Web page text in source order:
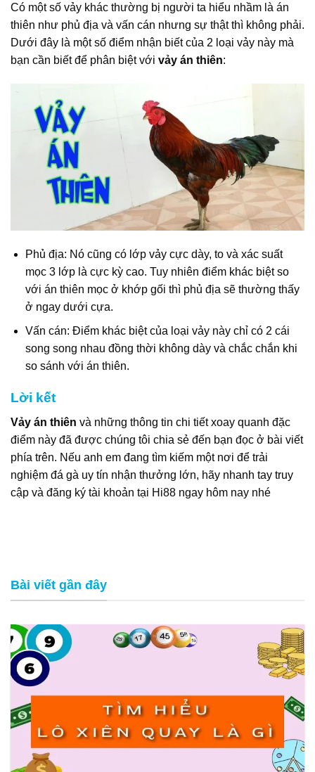
Có một số vảy khác thường bị người ta hiểu nhầm là án
thiên như phủ địa và vấn cán nhưng sự thật thì không phải.
Dưới đây là một số điểm nhận biết của 2 loại vảy này mà
bạn cần biết để phân biệt với vảy án thiên:
Phủ địa: Nó cũng có lớp vảy cực dày, to và xác suất
mọc 3 lớp là cực kỳ cao. Tuy nhiên điểm khác biệt so
với án thiên mọc ở khớp gối thì phủ địa sẽ thường thấy
ở ngay dưới cựa.
Vấn cán: Điểm khác biệt của loại vảy này chỉ có 2 cái
song song nhau đồng thời không dày và chắc chắn khi
so sánh với án thiên.
Lời kết
Vảy án thiên và những thông tin chi tiết xoay quanh đặc
điểm này đã được chúng tôi chia sẻ đến bạn đọc ở bài viết
phía trên. Nếu anh em đang tìm kiếm một nơi để trải
nghiệm đá gà uy tín nhận thưởng lớn, hãy nhanh tay truy
cập và đăng ký tài khoản tại Hi88 ngay hôm nay nhé
Bài viết gần đây